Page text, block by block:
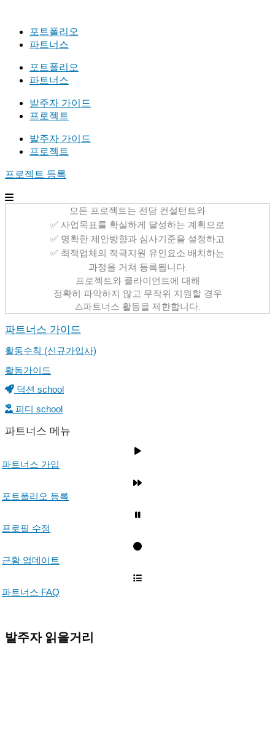
포트폴리오
파트너스
포트폴리오
파트너스
발주자 가이드
프로젝트
발주자 가이드
프로젝트
프로젝트 등록
모든 프로젝트는 전담 컨설턴트와
✅ 사업목표를 확실하게 달성하는 계획으로
✅ 명확한 제안방향과 심사기준을 설정하고
✅ 최적업체의 적극지원 유인요소 배치하는
과정을 거쳐 등록됩니다.
프로젝트와 클라이언트에 대해
정확히 파악하지 않고 무작위 지원할 경우
⚠️파트너스 활동을 제한합니다.
파트너스 가이드
활동수칙 (신규가입사)
활동가이드
덕션 school
피디 school
파트너스 메뉴
파트너스 가입
포트폴리오 등록
프로필 수정
근황 업데이트
파트너스 FAQ
발주자 읽을거리